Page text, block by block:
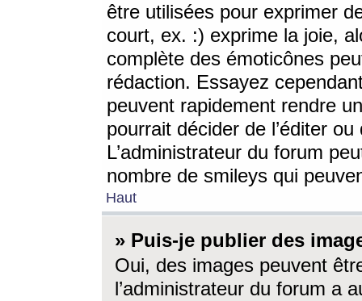
être utilisées pour exprimer
court, ex. :) exprime la joie,
complète des émoticônes
rédaction. Essayez
peuvent rapidement rendre
pourrait décider de l’éditer
L’administrateur du forum
nombre de smileys qui
Haut
» Puis-je publier des
Oui, des images peuvent
l’administrateur du forum a